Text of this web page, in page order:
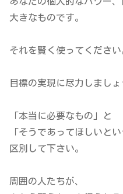
大きなものです。
それを賢く使ってください
目標の実現に尽力しましょ
「本当に必要なもの」と
「そうであってほしいと
区別して下さい。
周囲の人たちが、